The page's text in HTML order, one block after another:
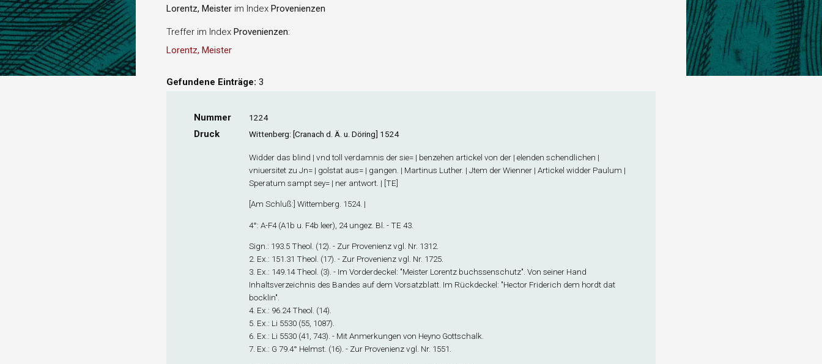
Lorentz, Meister im Index Provenienzen
Treffer im Index Provenienzen:
Lorentz, Meister
Gefundene Einträge: 3
Nummer 1224
Druck Wittenberg: [Cranach d. Ä. u. Döring] 1524
Widder das blind | vnd toll verdamnis der sie= | benzehen artickel von der | elenden schendlichen |
vniuersitet zu Jn= | golstat aus= | gangen. | Martinus Luther. | Jtem der Wienner | Artickel widder Paulum |
Speratum sampt sey= | ner antwort. | [TE]
[Am Schluß:] Wittemberg. 1524. |
4°: A-F4(A1b u. F4b leer), 24 ungez. Bl. - TE 43.
Sign .: 193.5 Theol. (12). - Zur Provenienz vgl. Nr. 1312.
2. Ex .: 151.31 Theol. (17). - Zur Provenienz vgl. Nr. 1725.
3. Ex .: 149.14 Theol. (3). - Im Vorderdeckel: "Meister Lorentz buchssenschutz". Von seiner Hand
Inhaltsverzeichnis des Bandes auf dem Vorsatzblatt. Im Rückdeckel: "Hector Friderich dem hordt dat
bocklin".
4. Ex .: 96.24 Theol. (14).
5. Ex .: Li 5530 (55, 1087).
6. Ex .: Li 5530 (41, 743). - Mit Anmerkungen von Heyno Gottschalk.
7. Ex .: G 79.4° Helmst. (16). - Zur Provenienz vgl. Nr. 1551.